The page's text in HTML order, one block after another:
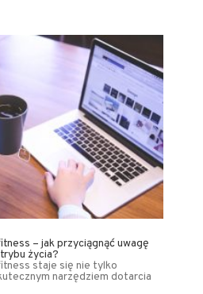
– jak przyciągnąć uwagę
życia?
staje się nie tylko
narzędziem dotarcia